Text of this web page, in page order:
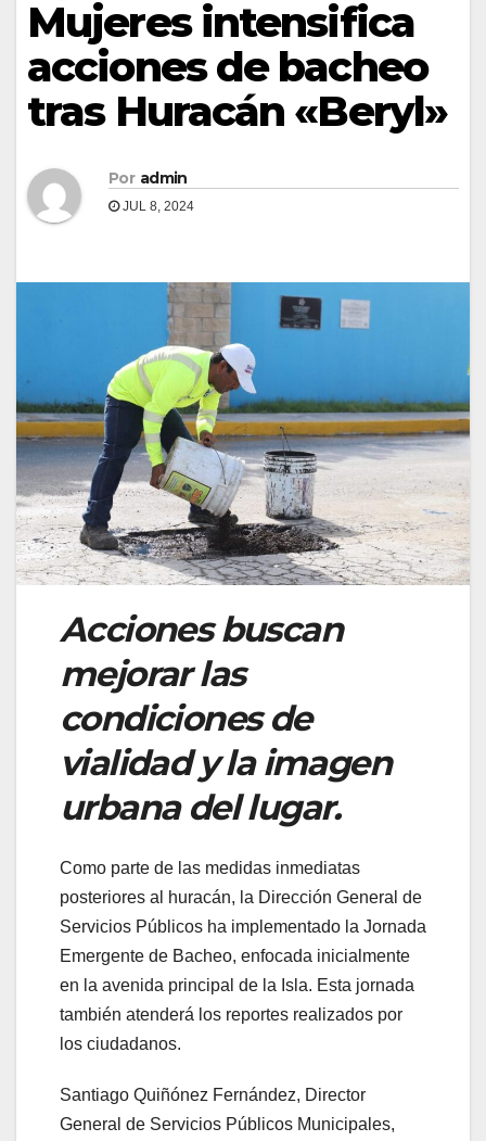
Mujeres intensifica
acciones de bacheo
tras Huracán «Beryl»
Por admin
JUL 8, 2024
Acciones buscan
mejorar las
condiciones de
vialidad y la imagen
urbana del lugar.
Como parte de las medidas inmediatas
posteriores al huracán, la Dirección General de
Servicios Públicos ha implementado la Jornada
Emergente de Bacheo, enfocada inicialmente
en la avenida principal de la Isla. Esta jornada
también atenderá los reportes realizados por
los ciudadanos.
Santiago Quiñónez Fernández, Director
General de Servicios Públicos Municipales,